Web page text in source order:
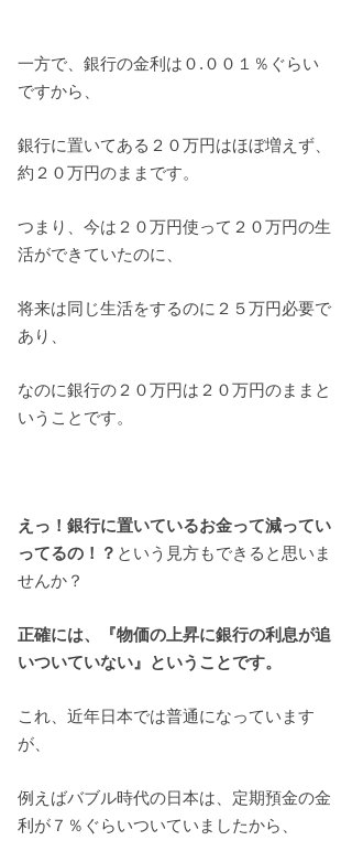
一方で、銀行の金利は０.００１％ぐらい
ですから、
銀行に置いてある２０万円はほぼ増えず、
約２０万円のままです。
つまり、今は２０万円使って２０万円の生
活ができていたのに、
将来は同じ生活をするのに２５万円必要で
あり、
なのに銀行の２０万円は２０万円のままと
いうことです。
えっ！銀行に置いているお金って減ってい
ってるの！？ という見方もできると思いま
せんか？
正確には、『物価の上昇に銀行の利息が追
いついていない』ということです。
これ、近年日本では普通になっています
が、
例えばバブル時代の日本は、定期預金の金
利が７％ぐらいついていましたから、